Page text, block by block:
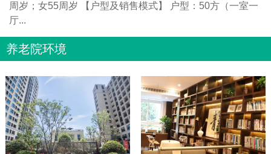
周岁；女55周岁 【户型及销售模式】 户型：50方（一室一
厅...
养老院环境